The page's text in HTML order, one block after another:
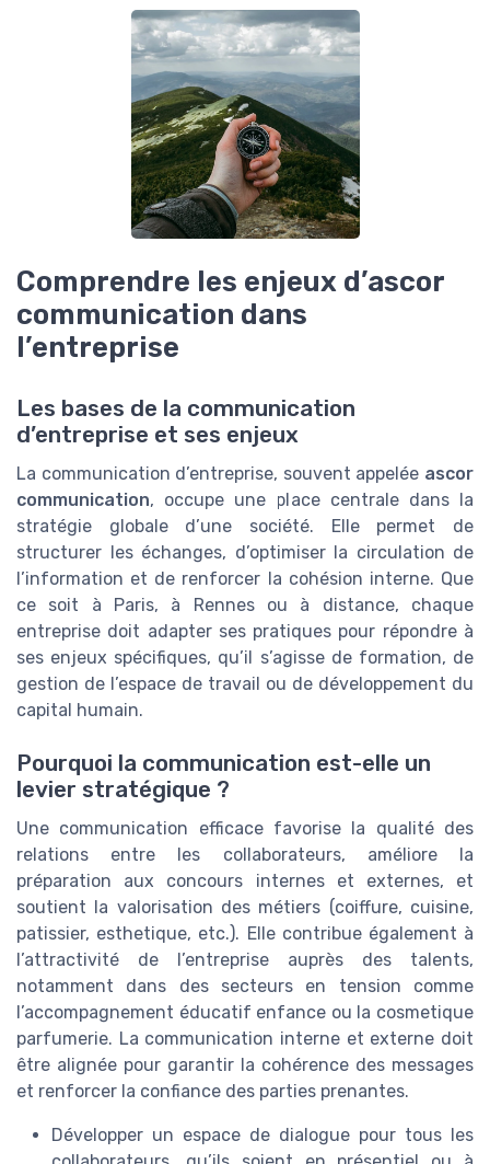
Comprendre les enjeux d’ascor
communication dans
l’entreprise
Les bases de la communication
d’entreprise et ses enjeux
La communication d’entreprise, souvent appelée ascor
communication, occupe une place centrale dans la
stratégie globale d’une société. Elle permet de
structurer les échanges, d’optimiser la circulation de
l’information et de renforcer la cohésion interne. Que
ce soit à Paris, à Rennes ou à distance, chaque
entreprise doit adapter ses pratiques pour répondre à
ses enjeux spécifiques, qu’il s’agisse de formation, de
gestion de l’espace de travail ou de développement du
capital humain.
Pourquoi la communication est-elle un
levier stratégique ?
Une communication efficace favorise la qualité des
relations entre les collaborateurs, améliore la
préparation aux concours internes et externes, et
soutient la valorisation des métiers (coiffure, cuisine,
patissier, esthetique, etc.). Elle contribue également à
l’attractivité de l’entreprise auprès des talents,
notamment dans des secteurs en tension comme
l’accompagnement éducatif enfance ou la cosmetique
parfumerie. La communication interne et externe doit
être alignée pour garantir la cohérence des messages
et renforcer la confiance des parties prenantes.
Développer un espace de dialogue pour tous les